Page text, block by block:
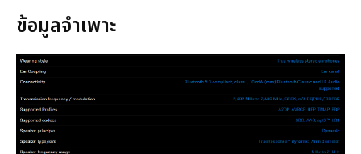
ข้อมูลจำเพาะ